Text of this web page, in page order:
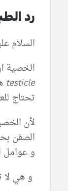
رد
السلام
الخصية
testicle
تحتاج
لأن
الصفن
و عوامل
و هي لا